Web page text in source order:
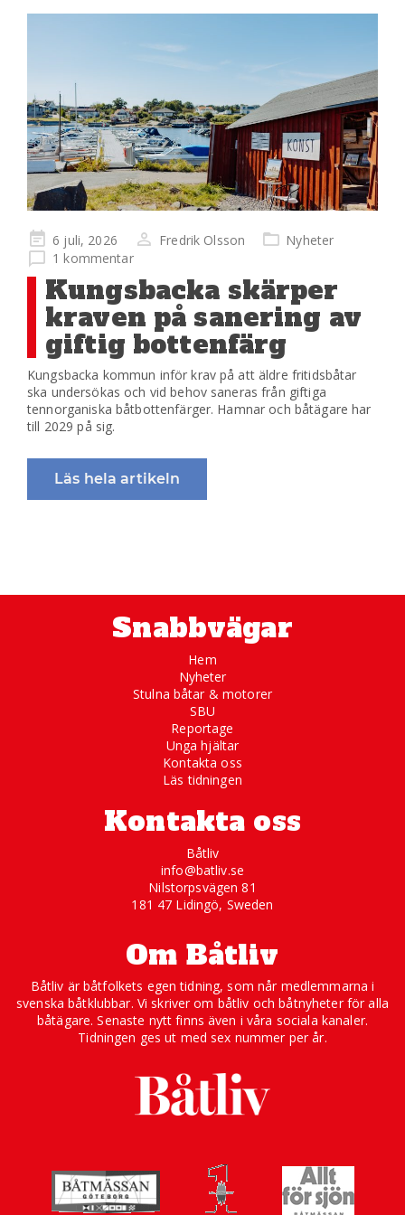
Publicerad
på
6 juli, 2026 Fredrik Olsson
Nyheter
1 kommentar
Kungsbacka skärper
kraven på sanering av
giftig bottenfärg
Kungsbacka kommun inför krav på att äldre fritidsbåtar
ska undersökas och vid behov saneras från giftiga
tennorganiska båtbottenfärger. Hamnar och båtägare har
till 2029 på sig.
Läs hela artikeln
Snabbvägar
Hem
Nyheter
Stulna båtar & motorer
SBU
Reportage
Unga hjältar
Kontakta oss
Läs tidningen
Kontakta oss
Båtliv
info@batliv.se
Nilstorpsvägen 81
181 47 Lidingö, Sweden
Om Båtliv
Båtliv är båtfolkets egen tidning, som når medlemmarna i
svenska båtklubbar. Vi skriver om båtliv och båtnyheter för alla
båtägare. Senaste nytt finns även i våra sociala kanaler.
Tidningen ges ut med sex nummer per år.